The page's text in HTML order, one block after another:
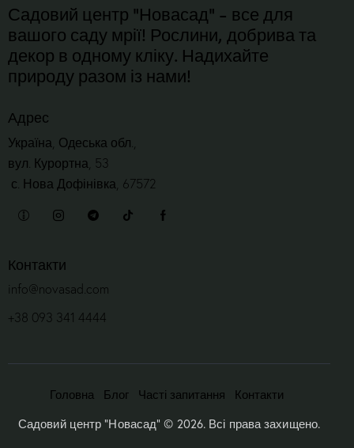
Садовий центр "Новасад" - все для
вашого саду мрії! Рослини, добрива та
декор в одному кліку. Надихайте
природу разом із нами!
Адрес
Україна, Одеська обл.,
вул. Курортна, 53
с. Нова Дофінівка, 67572
Контакти
info@novasad.com
+38 093 341 4444
Головна Блог Часті запитання
Контакти
Садовий центр “Новасад” © 2026. Всі права захищено.